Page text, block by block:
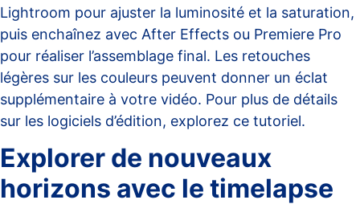
Lightroom pour ajuster la luminosité et la saturation,
puis enchaînez avec After Effects ou Premiere Pro
pour réaliser l’assemblage final. Les retouches
légères sur les couleurs peuvent donner un éclat
supplémentaire à votre vidéo. Pour plus de détails
sur les logiciels d’édition, explorez ce tutoriel.
Explorer de nouveaux
horizons avec le timelapse